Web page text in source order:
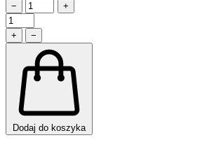
− +
+ −
Dodaj do koszyka